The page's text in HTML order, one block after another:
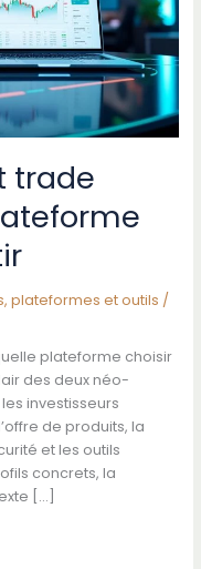
trade
plateformes et outils /
plateforme choisir
des deux néo-
investisseurs
de produits, la
et les outils
concrets, la
[…]